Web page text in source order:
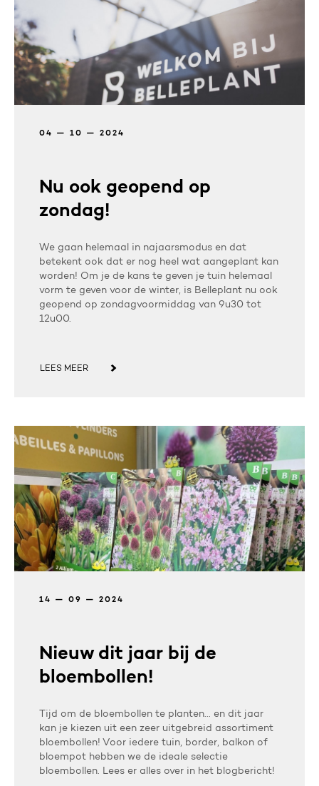
04 — 10 — 2024
Nu ook geopend op
zondag!
We gaan helemaal in najaarsmodus en dat
betekent ook dat er nog heel wat aangeplant kan
worden! Om je de kans te geven je tuin helemaal
vorm te geven voor de winter, is Belleplant nu ook
geopend op zondagvoormiddag van 9u30 tot
12u00.
LEES MEER
14 — 09 — 2024
Nieuw dit jaar bij de
bloembollen!
Tijd om de bloembollen te planten... en dit jaar
kan je kiezen uit een zeer uitgebreid assortiment
bloembollen! Voor iedere tuin, border, balkon of
bloempot hebben we de ideale selectie
bloembollen. Lees er alles over in het blogbericht!